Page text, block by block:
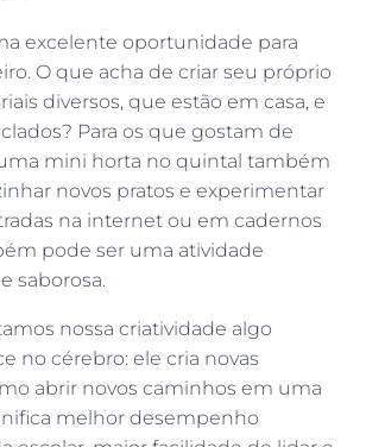
excelente oportunidade para
O que acha de criar seu próprio
diversos, que estão em casa, e
Para os que gostam de
mini horta no quintal também
novos pratos e experimentar
na internet ou em cadernos
pode ser uma atividade
saborosa.
nossa criatividade algo
no cérebro: ele cria novas
abrir novos caminhos em uma
melhor desempenho